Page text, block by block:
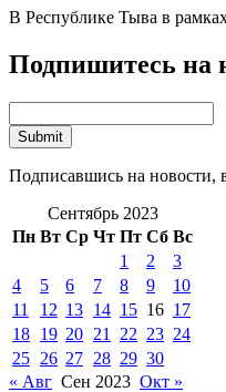
В Республике Тыва в
Подпишитесь на
Подписавшись на новости,
Сентябрь 2023
Пн Вт Ср Чт Пт Сб Вс
1
2
3
4
5 6 7 8 9
10
11
12 13 14 15 16 17
18 19 20 21 22 23 24
25 26 27 28 29 30
« Авг Сен 2023 Окт »